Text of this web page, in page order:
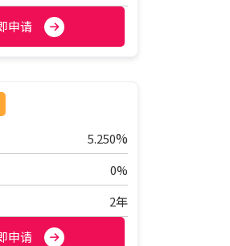
申请
5.250%
0%
2年
申请